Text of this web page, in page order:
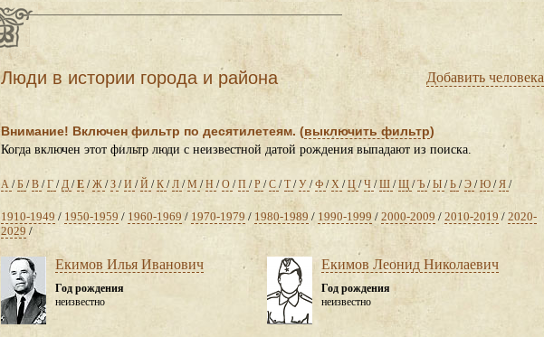
Люди в истории города и района Добавить человека
Внимание! Включен фильтр по десятилетеям. (выключить фильтр)
Когда включен этот фильтр люди с неизвестной датой рождения выпадают из поиска.
А /Б /В /Г /Д /Е /Ж /З /И /Й /К /Л /М /Н /О /П /Р /С /Т/У /Ф /Х /Ц /Ч /Ш /Щ /Ъ /Ы /Ь /Э /Ю /Я /
1910-1949 / 1950-1959 / 1960-1969 / 1970-1979 / 1980-1989 / 1990-1999 / 2000-2009 / 2010-2019 / 2020-
2029 /
Екимов Илья Иванович
Год рождения
неизвестно
Екимов Леонид Николаевич
Год рождения
неизвестно